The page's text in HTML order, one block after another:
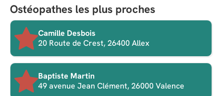
Ostéopathes les plus proches
Camille Desbois
20 Route de Crest, 26400 Allex
Baptiste Martin
49 avenue Jean Clément, 26000 Valence